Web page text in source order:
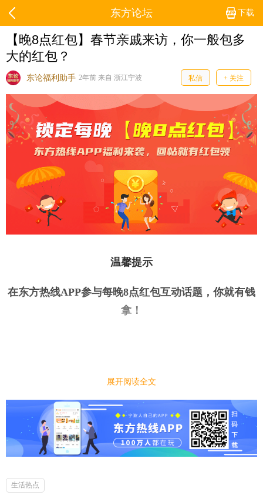
下载
东方论坛
【晚8点红包】春节亲戚来访，你一般包多
大的红包？
东论福利助手 2年前 来自 浙江宁波 私信 + 关注
温馨提示
在东方热线APP参与每晚8点红包互动话题，你就有钱
拿 ！
春节亲戚来访，你一般包
今天是大年初三，大家是不是都开始走亲戚了。今
年，你发了几个红包？不过，每年过年，怎么包红包
也是令人头痛的问题。快来说说你一般
包多大的红
包？
展开阅读全文
生活热点